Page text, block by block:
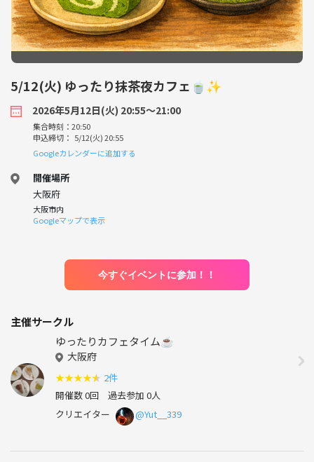
5/12(火) ゆったり抹茶夜カフェ🍵✨️
2026年5月12日(火) 20:55〜21:00
集合時刻：20:50
申込締切： 5/12(火) 20:55
Googleカレンダーに追加する
開催場所
大阪府
大阪市内
Googleマップで表示
今すぐイベントに参加！！
主催サークル
ゆったりカフェタイム☕
大阪府
★★★★★ 2件
開催数 0回 過去参加 0人
クリエイター
@Yut__339